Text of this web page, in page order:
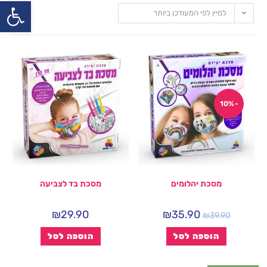
למיין לפי המעודכן ביותר
-10%
מסכת יהלומים
₪39.90
₪35.90
הוספה לסל
מסכת בד לצביעה
₪29.90
הוספה לסל